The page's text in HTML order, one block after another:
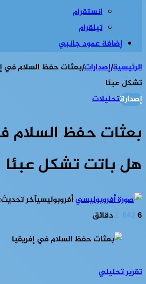
انستقرام
تيلقرام
إضافة عمود جانبي
الرئيسية|إصدارات|بعثات حفظ السلام في
تشكل عبئا
إصداراتتحليلات
بعثات حفظ السلام
هل باتت تشكل عبئا
أفروبوليسيآخر تحديث:
8426 دقائق
تقرير تحليلي